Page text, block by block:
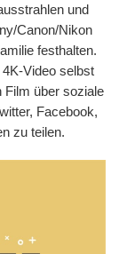
und
Canon/Nikon
festhalten.
Video selbst
Film über soziale
Facebook,
zu teilen.